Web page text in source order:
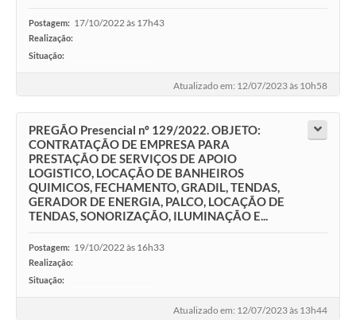
Postagem: 17/10/2022 às 17h43
Realização:
Situação:
Atualizado em: 12/07/2023 às 10h58
PREGÃO Presencial nº 129/2022. OBJETO:
CONTRATAÇÃO DE EMPRESA PARA
PRESTAÇÃO DE SERVIÇOS DE APOIO
LOGISTICO, LOCAÇÃO DE BANHEIROS
QUIMICOS, FECHAMENTO, GRADIL, TENDAS,
GERADOR DE ENERGIA, PALCO, LOCAÇÃO DE
TENDAS, SONORIZAÇÃO, ILUMINAÇÃO E...
Postagem: 19/10/2022 às 16h33
Realização:
Situação:
Atualizado em: 12/07/2023 às 13h44